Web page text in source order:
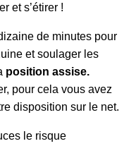
et s’étirer !
de minutes pour
et soulager les
position assise.
pour cela vous avez
disposition sur le net.
le risque